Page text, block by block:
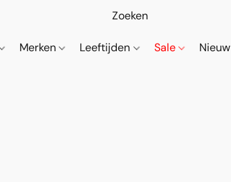
Merken Leeftijden Sale Nieuw